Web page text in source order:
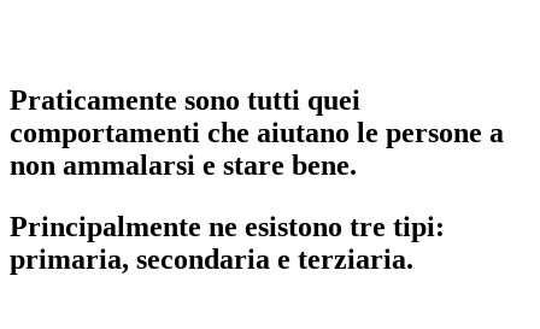
Praticamente sono tutti quei
comportamenti che aiutano le persone a
non ammalarsi e stare bene.
Principalmente ne esistono tre tipi:
primaria, secondaria e terziaria.